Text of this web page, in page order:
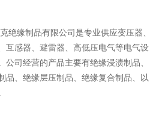
绝缘制品有限公司是专业供应变压器、
互感器、避雷器、高低压电气等电气设
公司经营的产品主要有绝缘浸渍制品、
品、绝缘层压制品、绝缘复合制品、以